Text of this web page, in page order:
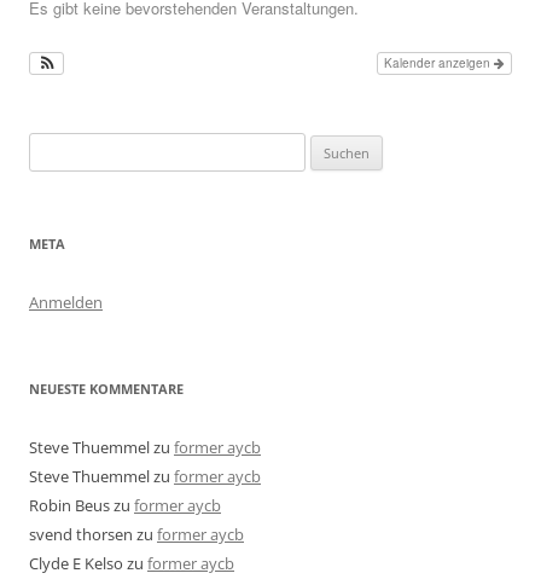
Es gibt keine bevorstehenden Veranstaltungen.
Kalender anzeigen
nach:
META
Anmelden
NEUESTE KOMMENTARE
Steve Thuemmelzu former aycb
Steve Thuemmelzu former aycb
Robin Beuszu former aycb
svend thorsen zu former aycb
Clyde E Kelso zu former aycb